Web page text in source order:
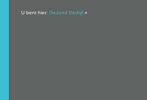
U bent hier: Gezond Bedrijf »